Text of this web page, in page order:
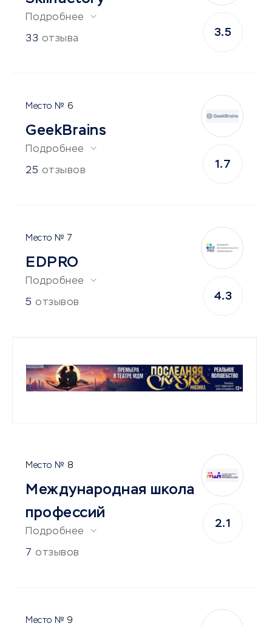
Подробнее
33 отзыва
3.5
6
GeekBrains
Подробнее
25 отзывов
1.7
7
EDPRO
Подробнее
5 отзывов
4.3
8
Международная школа
профессий
Подробнее
7 отзывов
2.1
9